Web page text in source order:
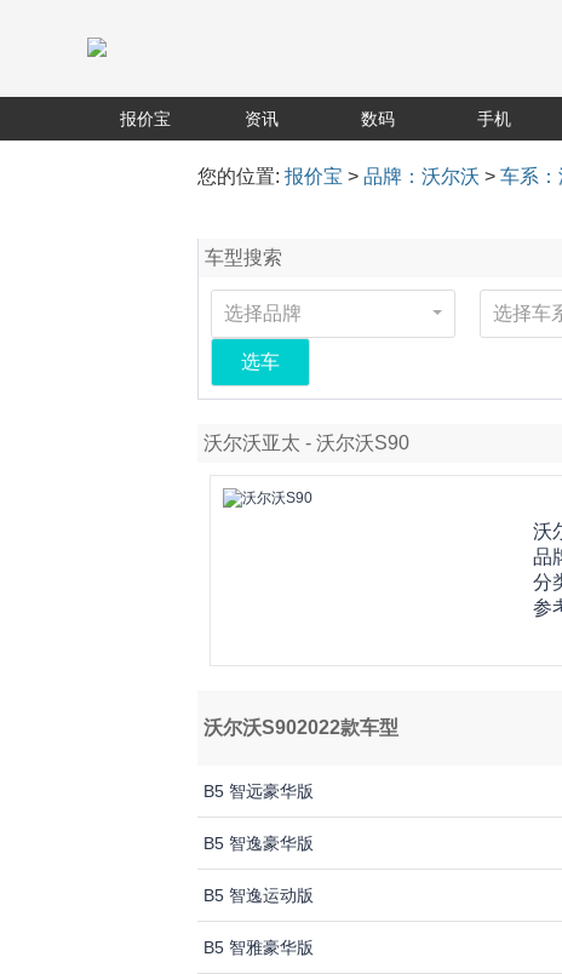
报价宝 资讯 数码 手机
您的位置:报价宝 >品牌：沃尔沃 >车系
车型搜索
选择品牌 选择车
选车
沃尔沃亚太 - 沃尔沃S90
沃
品
分
参
沃尔沃S902022款车型
B5 智远豪华版
B5 智逸豪华版
B5 智逸运动版
B5 智雅豪华版